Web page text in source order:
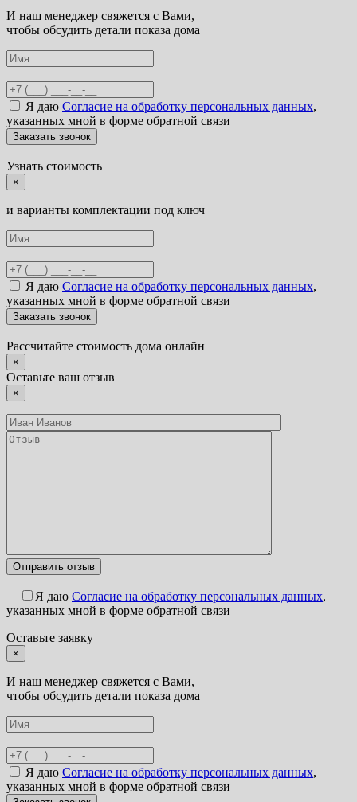
И наш менеджер свяжется с Вами,
чтобы обсудить детали показа дома
Я даю Согласие на обработку персональных данных,
указанных мной в форме обратной связи
Узнать стоимость
×
и варианты комплектации под ключ
Я даю Согласие на обработку персональных данных,
указанных мной в форме обратной связи
Рассчитайте стоимость дома онлайн
×
Оставьте ваш отзыв
×
Я даю Согласие на обработку персональных данных,
указанных мной в форме обратной связи
Оставьте заявку
×
И наш менеджер свяжется с Вами,
чтобы обсудить детали показа дома
Я даю Согласие на обработку персональных данных,
указанных мной в форме обратной связи